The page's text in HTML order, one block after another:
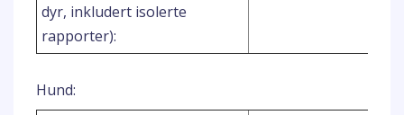
dyr, inkludert isolerte
rapporter):
Hund: